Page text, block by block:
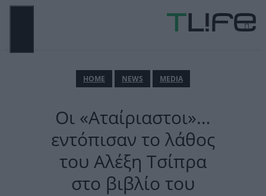
Μετάβαση
ΗΟΜΕ NEWS MEDIA
Οι «Αταίριαστοι»…
εντόπισαν το λάθος
του Αλέξη Τσίπρα
στο βιβλίο του